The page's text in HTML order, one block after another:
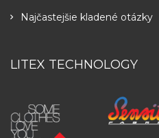
Najčastejšie kladené otázky
LITEX TECHNOLOGY